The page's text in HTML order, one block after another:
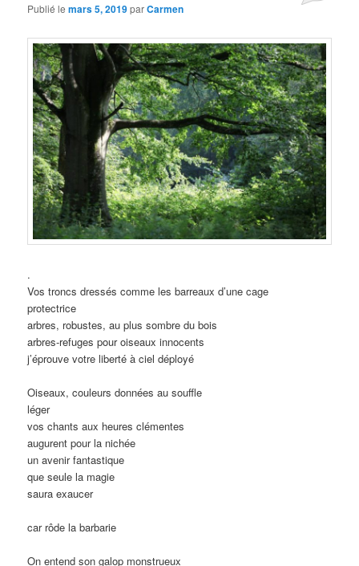
Publié lemars 5, 2019parCarmen
.
Vos troncs dressés comme les barreaux d’une cage
protectrice
arbres, robustes, au plus sombre du bois
arbres-refuges pour oiseaux innocents
j’éprouve votre liberté à ciel déployé
Oiseaux, couleurs données au souffle
léger
vos chants aux heures clémentes
augurent pour la nichée
un avenir fantastique
que seule la magie
saura exaucer
car rôde la barbarie
On entend son galop monstrueux